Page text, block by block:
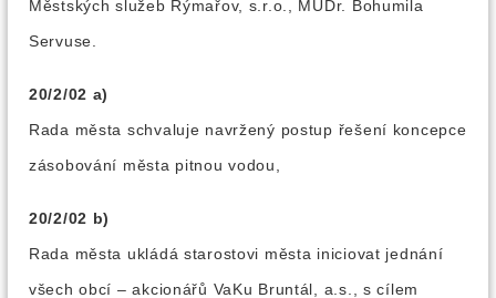
Městských služeb Rýmařov, s.r.o., MUDr. Bohumila
Servuse.
20/2/02 a)
Rada města schvaluje navržený postup řešení koncepce
zásobování města pitnou vodou,
20/2/02 b)
Rada města ukládá starostovi města iniciovat jednání
všech obcí – akcionářů VaKu Bruntál, a.s., s cílem